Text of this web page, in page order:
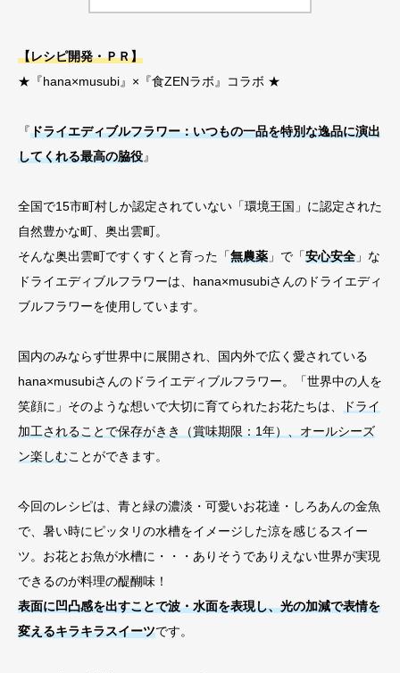
【レシピ開発・ＰＲ】
★『hana×musubi』×『食ZENラボ』コラボ ★
『ドライエディブルフラワー：いつもの一品を特別な逸品に演出
してくれる最高の脇役』
全国で15市町村しか認定されていない「環境王国」に認定された
自然豊かな町、奥出雲町。
そんな奥出雲町ですくすくと育った「無農薬 」で「安心安全 」な
ドライエディブルフラワーは、hana×musubiさんのドライエディ
ブルフラワーを使用しています。
国内のみならず世界中に展開され、国内外で広く愛されている
hana×musubiさんのドライエディブルフラワー。「世界中の人を
笑顔に」そのような想いで大切に育てられたお花たちは、
ドライ
加工されることで保存がきき（賞味期限：1年）、オールシーズ
ン楽しむことができます。
今回のレシピは、青と緑の濃淡・可愛いお花達・しろあんの金魚
で、暑い時にピッタリの水槽をイメージした涼を感じるスイー
ツ。お花とお魚が水槽に・・・ありそうでありえない世界が実現
できるのが料理の醍醐味！
表面に凹凸感を出すことで波・水面を表現し、光の加減で表情を
変えるキラキラスイーツです。